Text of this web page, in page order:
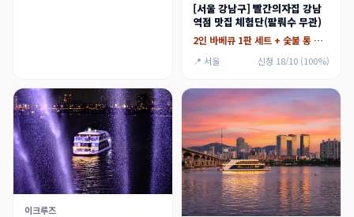
[서울 강남구] 빨간의자집 강남
역점 맛집 체험단(팔뤄수 무관)
2인 바베큐 1판 세트 + 숯불 통 갑오징어
📍 서울 신청 18/10 (100%)
이크루즈